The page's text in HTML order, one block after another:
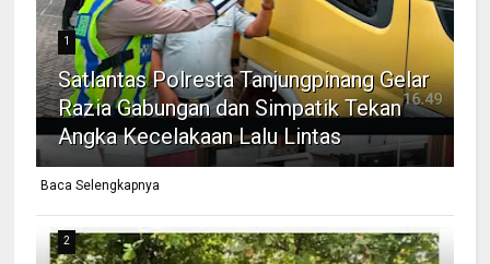
1
Satlantas Polresta Tanjungpinang Gelar
Razia Gabungan dan Simpatik Tekan
Angka Kecelakaan Lalu Lintas
Baca Selengkapnya
2